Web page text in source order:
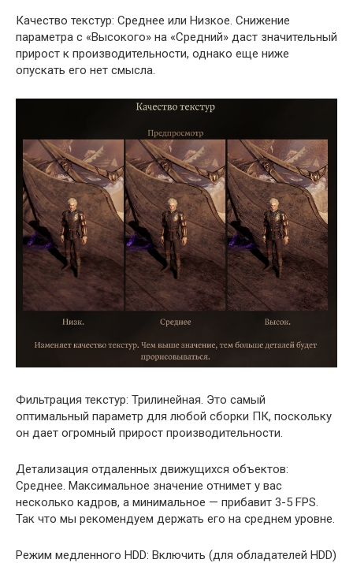
Качество текстур: Среднее или Низкое. Снижение
параметра с «Высокого» на «Средний» даст значительный
прирост к производительности, однако еще ниже
опускать его нет смысла.
Фильтрация текстур: Трилинейная. Это самый
оптимальный параметр для любой сборки ПК, поскольку
он дает огромный прирост производительности.
Детализация отдаленных движущихся объектов:
Среднее. Максимальное значение отнимет у вас
несколько кадров, а минимальное — прибавит 3-5 FPS.
Так что мы рекомендуем держать его на среднем уровне.
Режим медленного HDD: Включить (для обладателей HDD)